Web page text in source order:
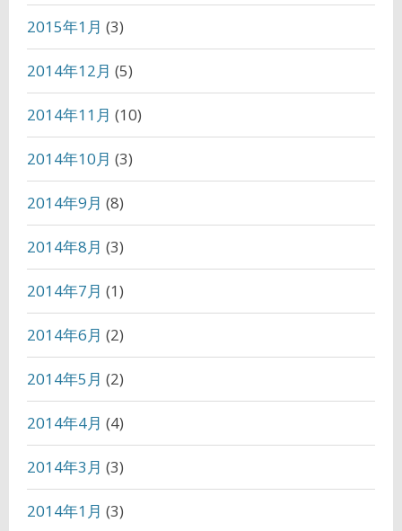
2015年1月 (3)
2014年12月 (5)
2014年11月 (10)
2014年10月 (3)
2014年9月 (8)
2014年8月 (3)
2014年7月 (1)
2014年6月 (2)
2014年5月 (2)
2014年4月 (4)
2014年3月 (3)
2014年1月 (3)